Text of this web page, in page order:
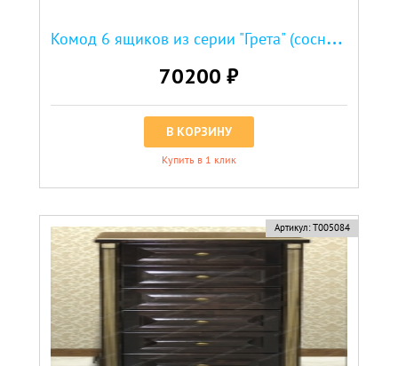
К
омод 6 ящиков из серии "Грета" (сосна, резьба береза)
70200 ₽
В КОРЗИНУ
Купить в 1 клик
Артикул: Т005084